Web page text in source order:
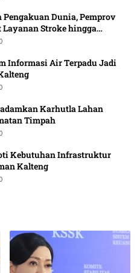
Pengakuan Dunia, Pemprov
Layanan Stroke hingga
Informasi Air Terpadu Jadi
Karhutla Lahan
Timpah
Kebutuhan Infrastruktur
Kalteng